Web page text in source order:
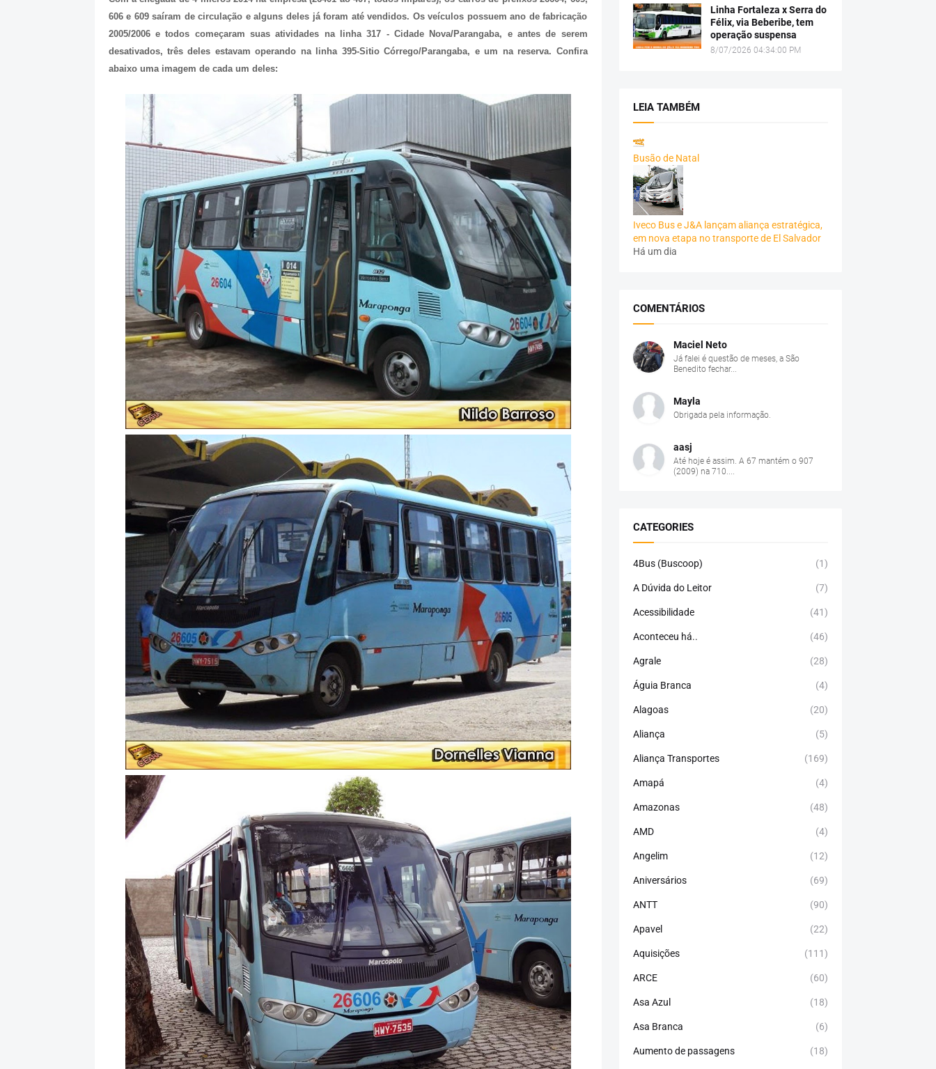
606 e 609 saíram de circulação e alguns deles já foram até vendidos. Os veículos possuem ano de fabricação
2005/2006 e todos começaram suas atividades na linha 317 - Cidade Nova/Parangaba, e antes de serem
desativados, três deles estavam operando na linha 395-Sitio Córrego/Parangaba, e um na reserva. Confira
abaixo uma imagem de cada um deles:
Linha Fortaleza x Serra do
Félix, via Beberibe, tem
operação suspensa
8/07/2026 04:34:00 PM
LEIA TAMBÉM
Busão de Natal
Iveco Bus e J&A lançam aliança estratégica,
em nova etapa no transporte de El Salvador
Há um dia
COMENTÁRIOS
Maciel Neto
Já falei é questão de meses, a São
Benedito fechar...
Mayla
Obrigada pela informação.
aasj
Até hoje é assim. A 67 mantém o 907
(2009) na 710....
CATEGORIES
4Bus (Buscoop) (1)
A Dúvida do Leitor (7)
Acessibilidade (41)
Aconteceu há.. (46)
Agrale (28)
Águia Branca (4)
Alagoas (20)
Aliança (5)
Aliança Transportes (169)
Amapá (4)
Amazonas (48)
AMD (4)
Angelim (12)
Aniversários (69)
ANTT (90)
Apavel (22)
Aquisições (111)
ARCE (60)
Asa Azul (18)
Asa Branca (6)
Aumento de passagens (18)